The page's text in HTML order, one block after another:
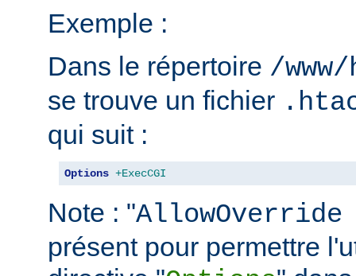
Exemple :
Dans le répertoire /
se trouve un fichier
qui suit :
Options +ExecCGI
Note : "AllowOverride
présent pour permettre